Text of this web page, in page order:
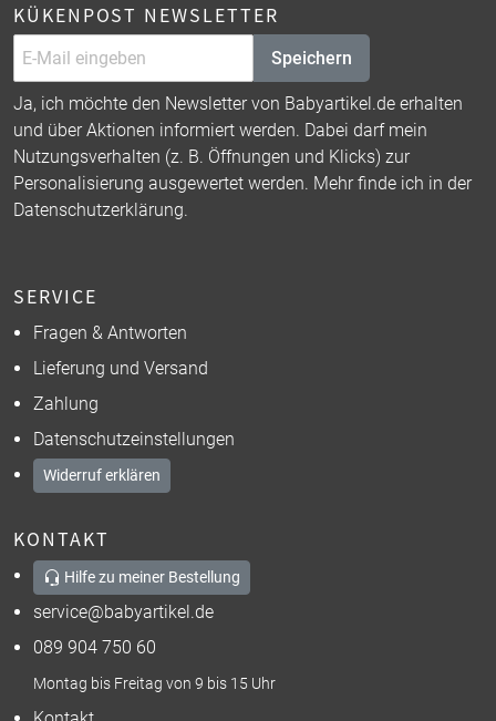
KÜKENPOST NEWSLETTER
Speichern
Ja, ich möchte den Newsletter von Babyartikel.de erhalten
und über Aktionen informiert werden. Dabei darf mein
Nutzungsverhalten (z. B. Öffnungen und Klicks) zur
Personalisierung ausgewertet werden. Mehr finde ich in der
Datenschutzerklärung.
SERVICE
Fragen & Antworten
Lieferung und Versand
Zahlung
Datenschutzeinstellungen
Widerruf erklären
KONTAKT
Hilfe zu meiner Bestellung
service@babyartikel.de
089 904 750 60
Montag bis Freitag von 9 bis 15 Uhr